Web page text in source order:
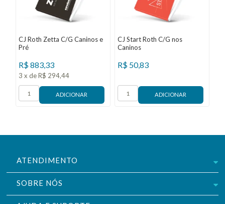
CJ Roth Zetta C/G Caninos e
Pré
R$883,33
3 x de R$ 294,44
CJ Start Roth C/G nos
Caninos
R$ 50,83
ATENDIMENTO
SOBRE NÓS